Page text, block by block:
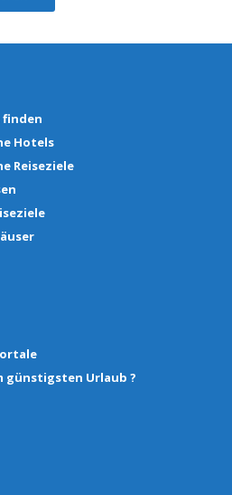
finden
Hotels
Reiseziele
günstigsten Urlaub ?